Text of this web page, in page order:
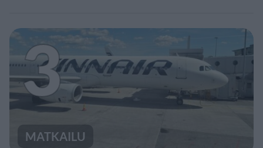
3
MATKAILU